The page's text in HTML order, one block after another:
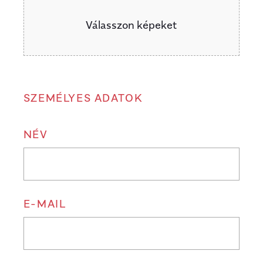
Válasszon képeket
SZEMÉLYES ADATOK
NÉV
E-MAIL